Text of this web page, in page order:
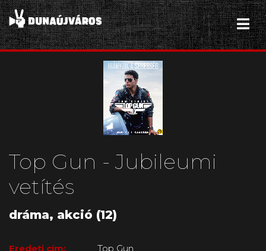
Top Gun - Jubileumi
vetítés
dráma, akció (12)
Eredeti cím:
Top Gun